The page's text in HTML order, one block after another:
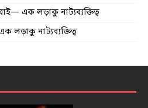
এক লড়াকু নাট্যব্যক্তিত্ব
লড়াকু নাট্যব্যক্তিত্ব